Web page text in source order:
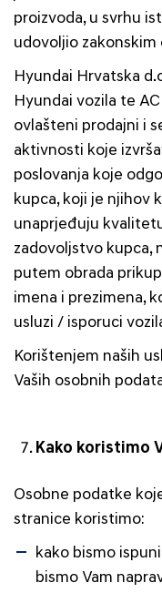
proizvoda, u svrhu
udovoljio zakonskim
Hyundai Hrvatska
Hyundai vozila te
ovlašteni prodajni i
aktivnosti koje
poslovanja koje
kupca, koji je njihov
unaprjeđuju
zadovoljstvo kupca,
putem obrada
imena i prezimena,
usluzi / isporuci
Korištenjem naših
Vaših osobnih
Kako koristimo
Osobne podatke
stranice koristimo:
kako bismo
bismo Vam